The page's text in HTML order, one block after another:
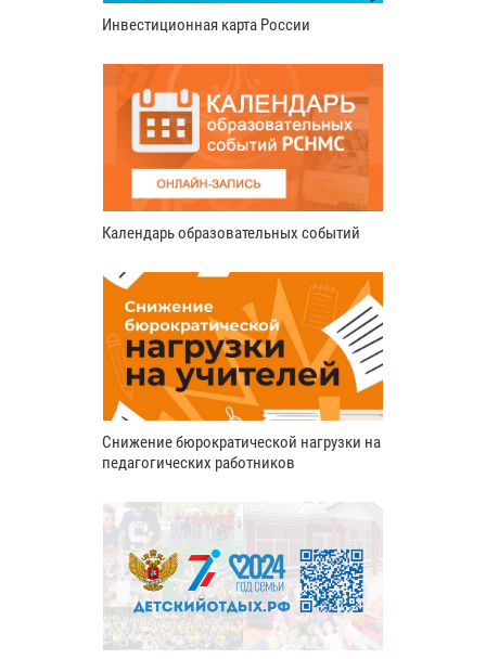
Инвестиционная карта России
Календарь образовательных событий
Снижение бюрократической нагрузки на
педагогических работников